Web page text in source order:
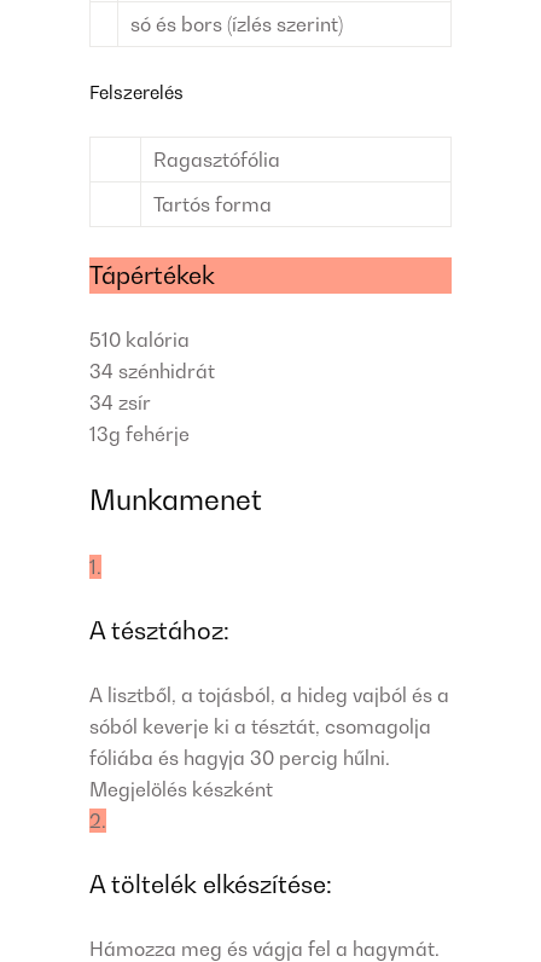
só és bors (ízlés szerint)
Felszerelés
Ragasztófólia
Tartós forma
Tápértékek
510 kalória
34 szénhidrát
34 zsír
13g fehérje
Munkamenet
1.
A tésztához:
A lisztből, a tojásból, a hideg vajból és a
sóból keverje ki a tésztát, csomagolja
fóliába és hagyja 30 percig hűlni.
Megjelölés készként
2.
A töltelék elkészítése:
Hámozza meg és vágja fel a hagymát.